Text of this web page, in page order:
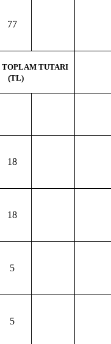
77
TOPLAM TUTARI
(TL)
18
18
5
5